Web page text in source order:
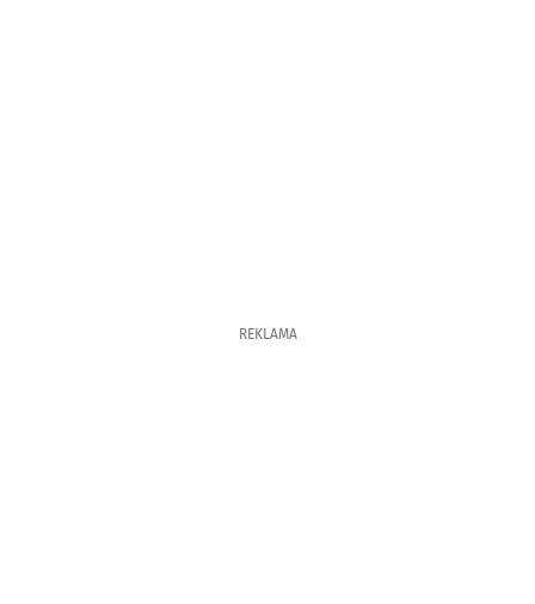
REKLAMA